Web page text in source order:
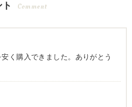
Comment
く購入できました。ありがとう